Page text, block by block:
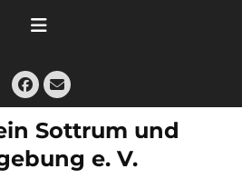
Facebook
E-
Mail
Sottrum und
e. V.